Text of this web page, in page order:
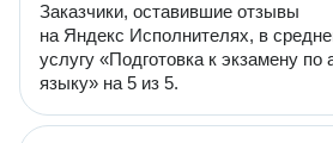
Заказчики, оставившие отзывы
на Яндекс Исполнителях, в
услугу «Подготовка к экзамену по
языку» на 5 из 5.